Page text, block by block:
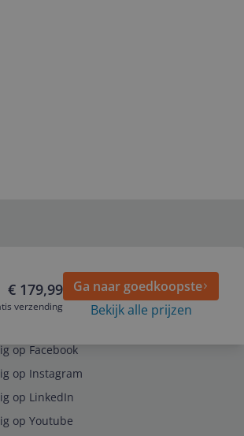
€ 179,99
verzending
Ga naar goedkoopste
Bekijk alle prijzen
op Facebook
op Instagram
op LinkedIn
op Youtube